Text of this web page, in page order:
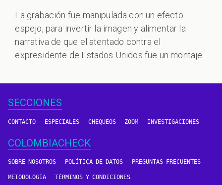
La grabación fue manipulada con un efecto
espejo, para invertir la imagen y alimentar la
narrativa de que el atentado contra el
expresidente de Estados Unidos fue un montaje.
SECCIONES
CONTACTO ESPECIALES CHEQUEOS ZOOM INVESTIGACIONES
COLOMBIACHECK
SOBRE NOSOTROS POLÍTICA DE DATOS PREGUNTAS FRECUENTES
METODOLOGÍA TÉRMINOS Y CONDICIONES